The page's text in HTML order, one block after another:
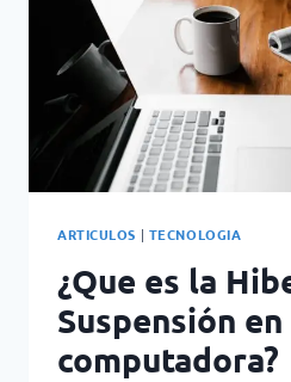
ARTICULOS | TECNOLOGIA
¿Que es la
Suspensión en
computadora?